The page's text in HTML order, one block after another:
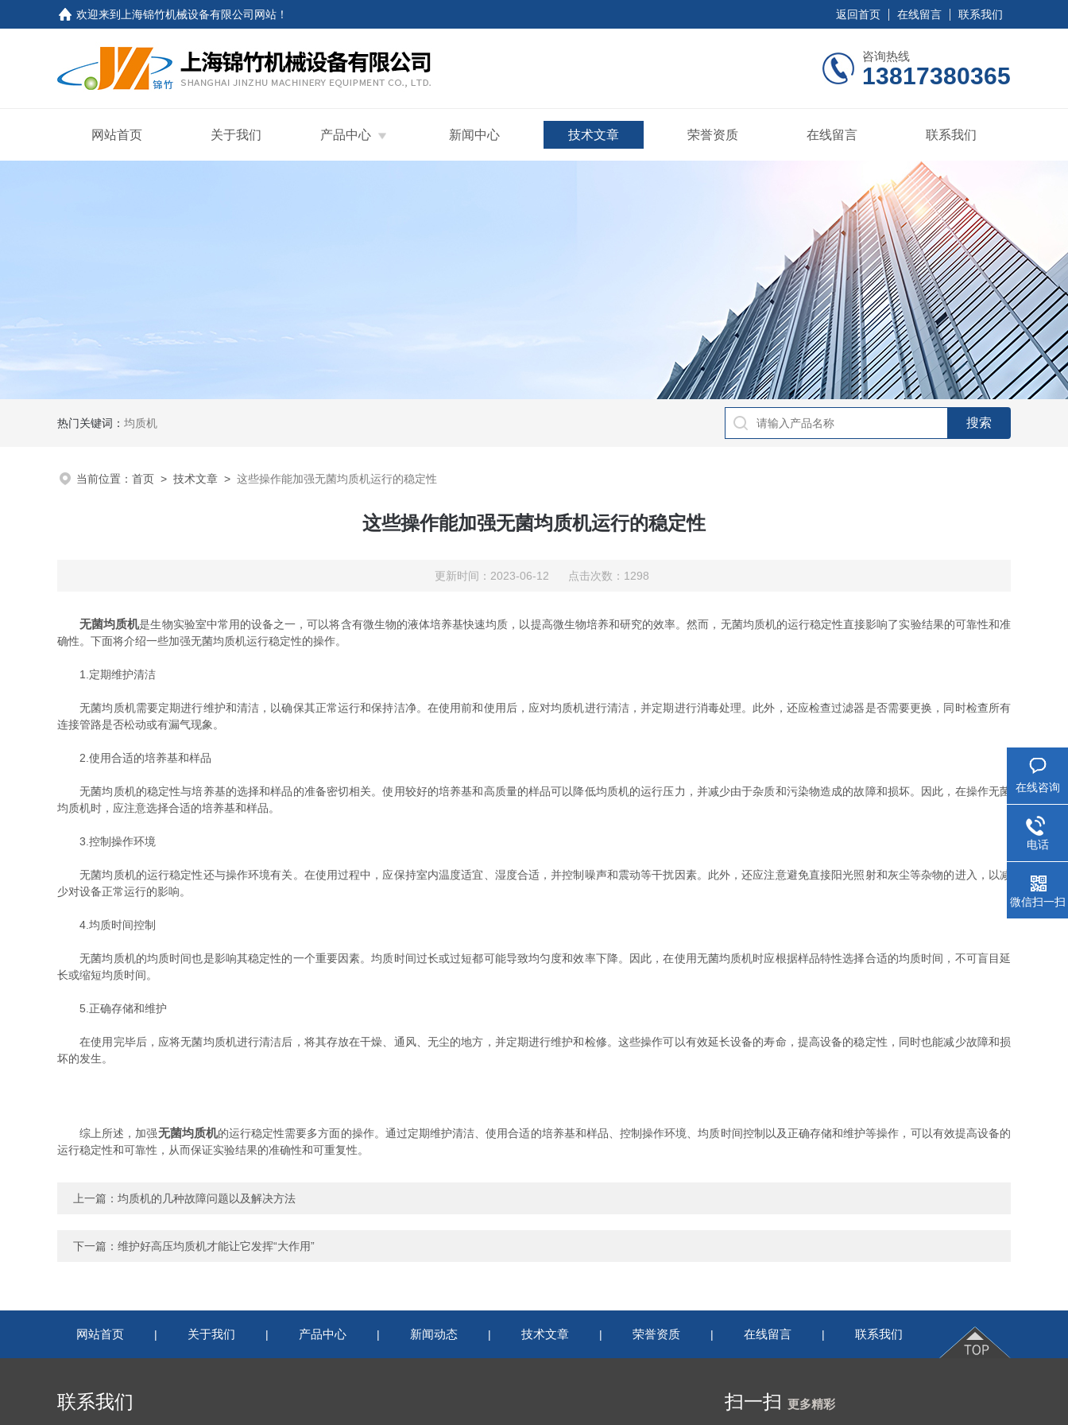
欢迎来到 上海锦竹机械设备有限公司网站 ！ 返回首页 在线留言 联系我们
咨询热线
13817380365
网站首页 关于我们 产品中心 新闻中心 技术文章 荣誉资质 在线留言 联系我们
热门关键词： 均质机
当前位置： 首页 > 技术文章 > 这些操作能加强无菌均质机运行的稳定性
这些操作能加强无菌均质机运行的稳定性
更新时间：2023-06-12 点击次数：1298
无菌均质机是生物实验室中常用的设备之一，可以将含有微生物的液体培养基快速均质，以提高微生物培养和研究的效率。然而，无菌均质机的运行稳定性直接影响了实验结果的可靠性和准
确性。下面将介绍一些加强无菌均质机运行稳定性的操作。
1.定期维护清洁
无菌均质机需要定期进行维护和清洁，以确保其正常运行和保持洁净。在使用前和使用后，应对均质机进行清洁，并定期进行消毒处理。此外，还应检查过滤器是否需要更换，同时检查所有
连接管路是否松动或有漏气现象。
2.使用合适的培养基和样品
无菌均质机的稳定性与培养基的选择和样品的准备密切相关。使用较好的培养基和高质量的样品可以降低均质机的运行压力，并减少由于杂质和污染物造成的故障和损坏。因此，在操作无菌
均质机时，应注意选择合适的培养基和样品。
3.控制操作环境
无菌均质机的运行稳定性还与操作环境有关。在使用过程中，应保持室内温度适宜、湿度合适，并控制噪声和震动等干扰因素。此外，还应注意避免直接阳光照射和灰尘等杂物的进入，以减
少对设备正常运行的影响。
4.均质时间控制
无菌均质机的均质时间也是影响其稳定性的一个重要因素。均质时间过长或过短都可能导致均匀度和效率下降。因此，在使用无菌均质机时应根据样品特性选择合适的均质时间，不可盲目延
长或缩短均质时间。
5.正确存储和维护
在使用完毕后，应将无菌均质机进行清洁后，将其存放在干燥、通风、无尘的地方，并定期进行维护和检修。这些操作可以有效延长设备的寿命，提高设备的稳定性，同时也能减少故障和损
坏的发生。
综上所述，加强无菌均质机的运行稳定性需要多方面的操作。通过定期维护清洁、使用合适的培养基和样品、控制操作环境、均质时间控制以及正确存储和维护等操作，可以有效提高设备的
运行稳定性和可靠性，从而保证实验结果的准确性和可重复性。
上一篇： 均质机的几种故障问题以及解决方法
下一篇： 维护好高压均质机才能让它发挥“大作用”
网站首页 | 关于我们 | 产品中心 | 新闻动态 | 技术文章 | 荣誉资质 | 在线留言 | 联系我们
联系我们 扫一扫 更多精彩
在线咨询
电话
微信扫一扫